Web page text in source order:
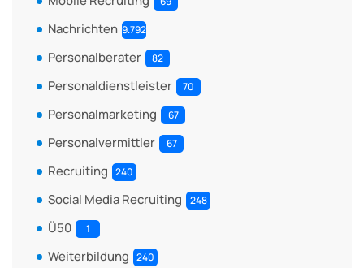
Nachrichten 9.792
Personalberater 82
Personaldienstleister 70
Personalmarketing 67
Personalvermittler 67
Recruiting 240
Social Media Recruiting 248
Ü50 1
Weiterbildung 240